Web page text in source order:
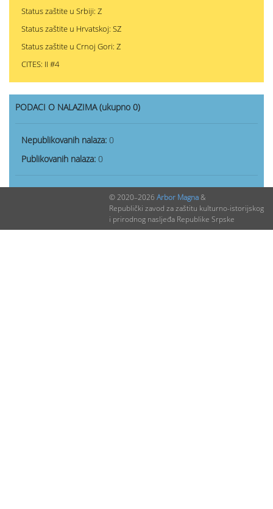
Status zaštite u Srbiji: Z
Status zaštite u Hrvatskoj: SZ
Status zaštite u Crnoj Gori: Z
CITES: II #4
PODACI O NALAZIMA (ukupno 0)
Nepublikovanih nalaza: 0
Publikovanih nalaza: 0
© 2020–2026 Arbor Magna&
Republički zavod za zaštitu kulturno-istorijskog
i prirodnog nasljeđa Republike Srpske